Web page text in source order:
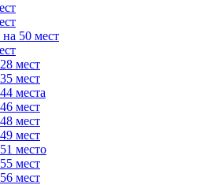
50 мест
мест
мест
места
мест
мест
мест
место
мест
мест